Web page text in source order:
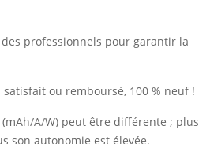
professionnels pour garantir la
ou remboursé, 100 % neuf !
A/W) peut être différente ; plus
son autonomie est élevée.